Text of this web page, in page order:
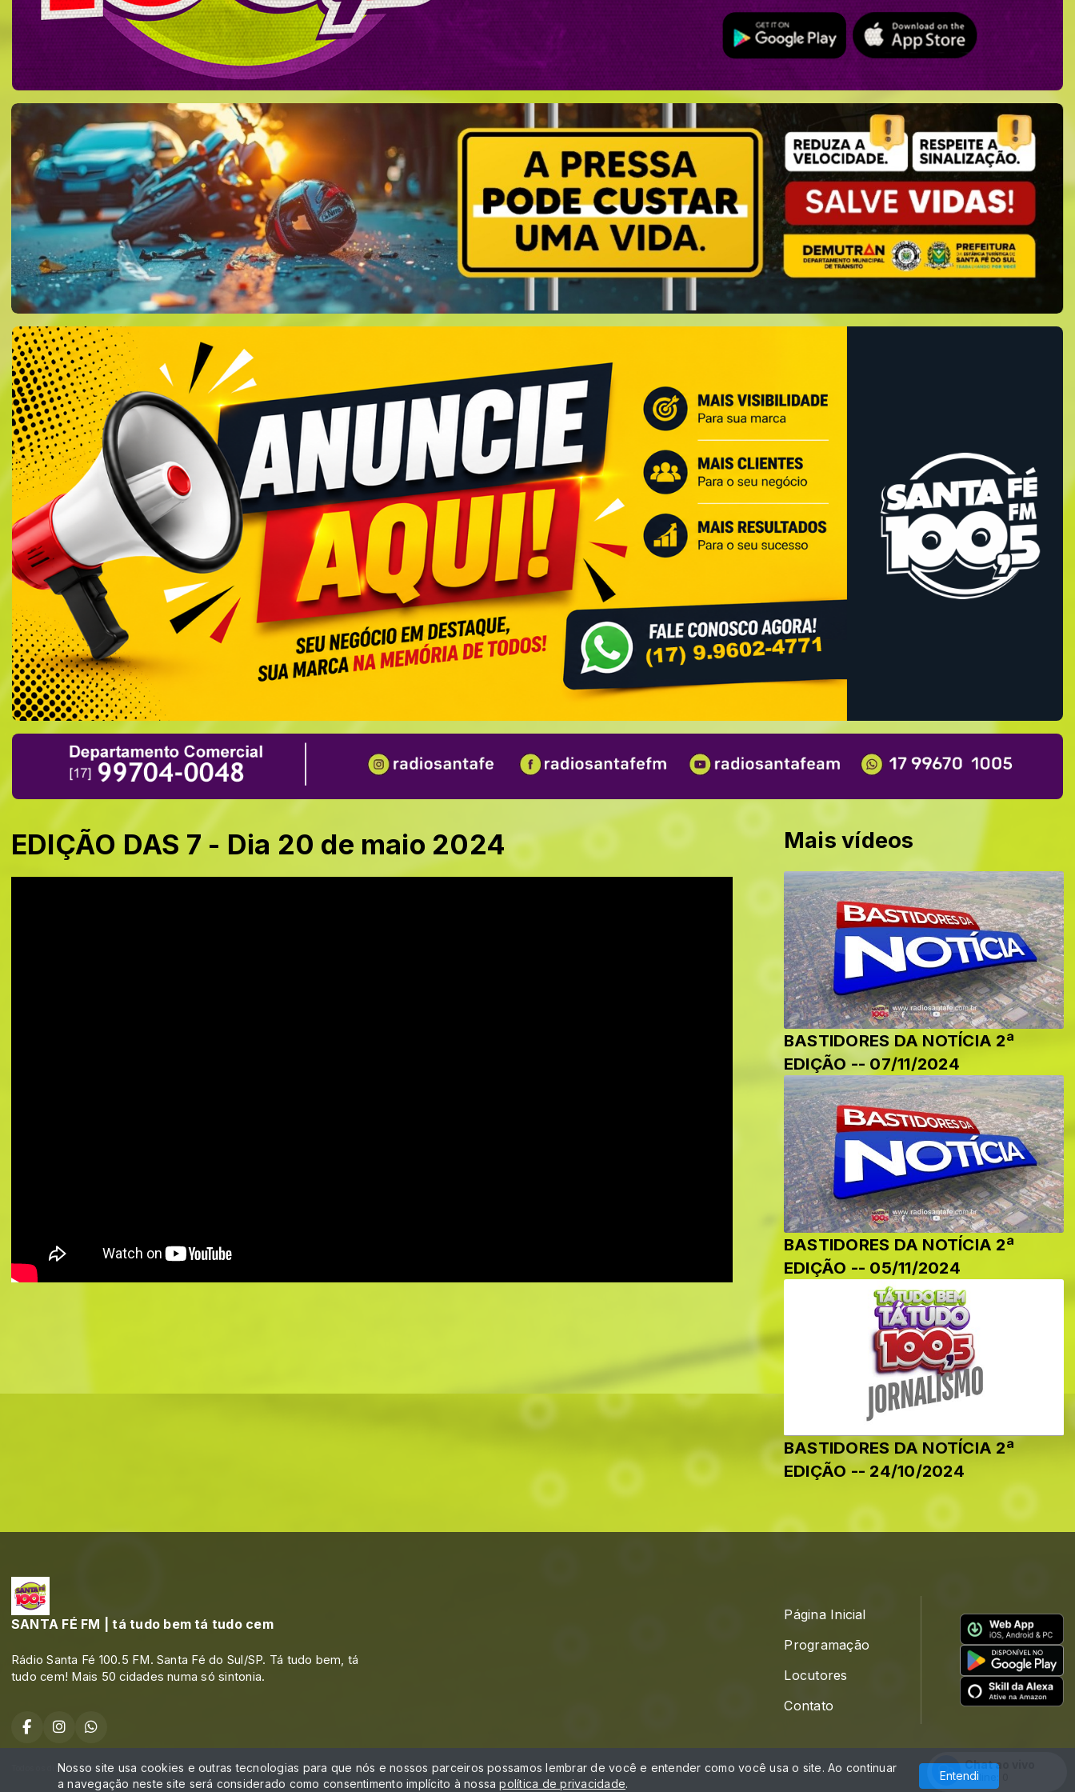
EDIÇÃO DAS 7 - Dia 20 de maio 2024 Mais vídeos
BASTIDORES DA NOTÍCIA 2ª
EDIÇÃO -- 07/11/2024
BASTIDORES DA NOTÍCIA 2ª
EDIÇÃO -- 05/11/2024
BASTIDORES DA NOTÍCIA 2ª
EDIÇÃO -- 24/10/2024
SANTA FÉ FM | tá tudo bem tá tudo cem
Rádio Santa Fé 100.5 FM. Santa Fé do Sul/SP. Tá tudo bem, tá
tudo cem! Mais 50 cidades numa só sintonia.
Página Inicial
Programação
Locutores
Contato
Todos os direitos reservados. Com a tecnologia
Nosso site usa cookies e outras tecnologias para que nós e nossos parceiros possamos lembrar de você e entender como você usa o site. Ao continuar
a navegação neste site será considerado como consentimento implícito à nossapolítica de privacidade.
Entendi
Chat ao vivo
Online: